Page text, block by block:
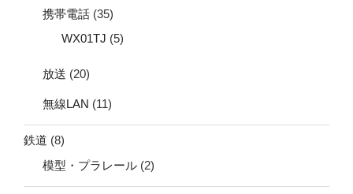
携帯電話 (35)
WX01TJ (5)
放送 (20)
無線LAN (11)
鉄道 (8)
模型・プラレール (2)